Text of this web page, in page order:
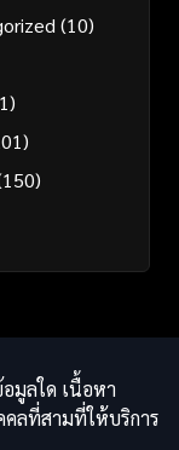
(10)
มูลใด เนื้อหา
ลที่สามที่ให้บริการ